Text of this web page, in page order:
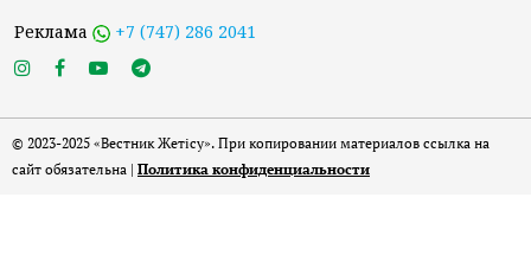
Реклама +7 (747) 286 2041
© 2023-2025 «Вестник Жетісу». При копировании материалов ссылка на
сайт обязательна | Политика конфиденциальности